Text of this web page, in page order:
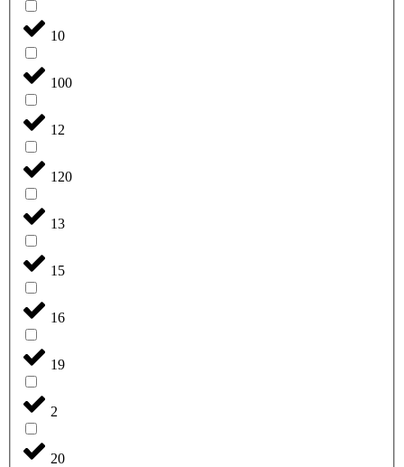
10
100
12
120
13
15
16
19
2
20